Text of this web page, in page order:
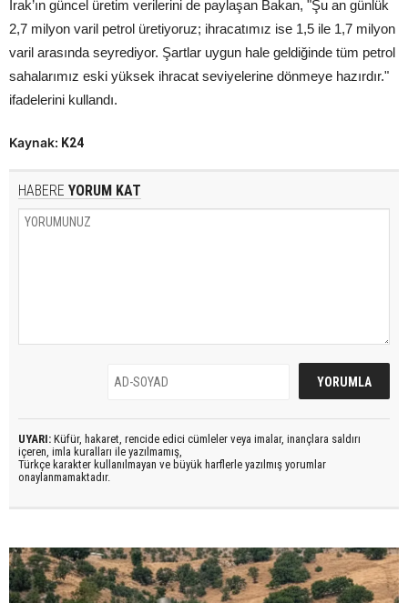
Irak’ın güncel üretim verilerini de paylaşan Bakan, "Şu an günlük
2,7 milyon varil petrol üretiyoruz; ihracatımız ise 1,5 ile 1,7 milyon
varil arasında seyrediyor. Şartlar uygun hale geldiğinde tüm petrol
sahalarımız eski yüksek ihracat seviyelerine dönmeye hazırdır."
ifadelerini kullandı.
Kaynak: K24
HABERE YORUM KAT
UYARI: Küfür, hakaret, rencide edici cümleler veya imalar, inançlara saldırı
içeren, imla kuralları ile yazılmamış,
Türkçe karakter kullanılmayan ve büyük harflerle yazılmış yorumlar
onaylanmamaktadır.